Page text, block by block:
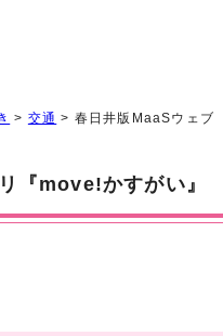
> 交通 > 春日井版MaaSウェブ
『move!かすがい』